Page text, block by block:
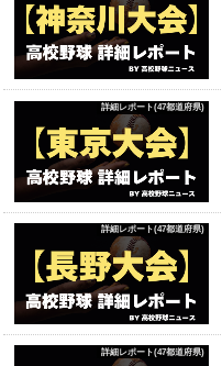
詳細レポート(47都道府県)
詳細レポート(47都道府県)
詳細レポート(47都道府県)